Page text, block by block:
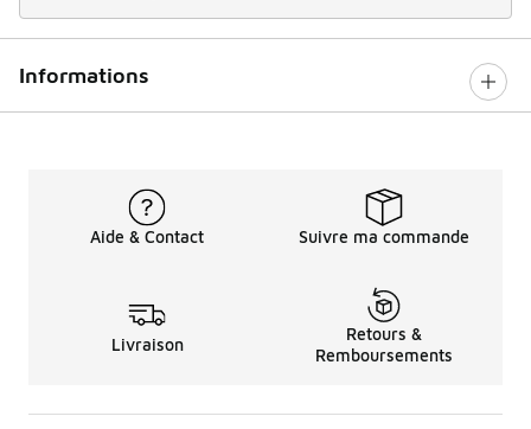
Informations
Aide & Contact Suivre ma commande
Livraison
Retours &
Remboursements